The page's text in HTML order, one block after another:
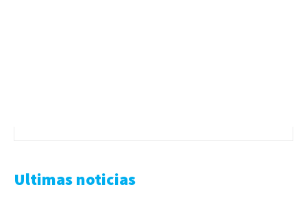
Ultimas noticias